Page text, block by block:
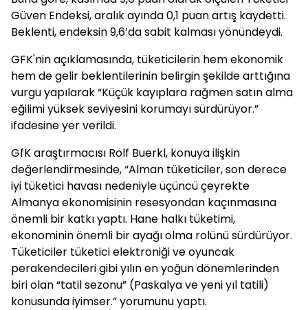
Güven Endeksi, aralık ayında 0,1 puan artış kaydetti.
Beklenti, endeksin 9,6’da sabit kalması yönündeydi.
GFK'nin açıklamasında, tüketicilerin hem ekonomik
hem de gelir beklentilerinin belirgin şekilde arttığına
vurgu yapılarak “Küçük kayıplara rağmen satın alma
eğilimi yüksek seviyesini korumayı sürdürüyor.”
ifadesine yer verildi.
GfK araştırmacısı Rolf Buerkl, konuya ilişkin
değerlendirmesinde, “Alman tüketiciler, son derece
iyi tüketici havası nedeniyle üçüncü çeyrekte
Almanya ekonomisinin resesyondan kaçınmasına
önemli bir katkı yaptı. Hane halkı tüketimi,
ekonominin önemli bir ayağı olma rolünü sürdürüyor.
Tüketiciler tüketici elektroniği ve oyuncak
perakendecileri gibi yılın en yoğun dönemlerinden
biri olan “tatil sezonu” (Paskalya ve yeni yıl tatili)
konusunda iyimser.” yorumunu yaptı.